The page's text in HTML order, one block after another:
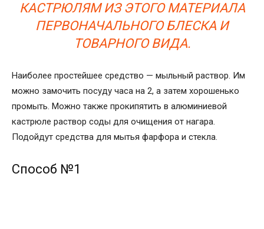
КАСТРЮЛЯМ ИЗ ЭТОГО МАТЕРИАЛА
ПЕРВОНАЧАЛЬНОГО БЛЕСКА И
ТОВАРНОГО ВИДА.
Наиболее простейшее средство — мыльный раствор. Им
можно замочить посуду часа на 2, а затем хорошенько
промыть. Можно также прокипятить в алюминиевой
кастрюле раствор соды для очищения от нагара.
Подойдут средства для мытья фарфора и стекла.
Способ №1